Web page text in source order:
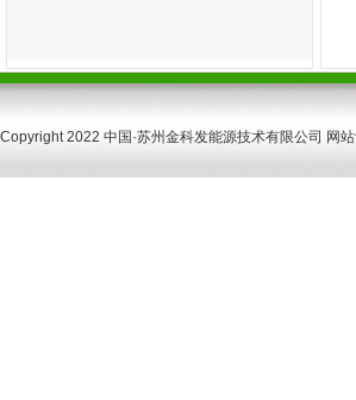
Copyright 2022 中国·苏州金科发能源技术有限公司 网